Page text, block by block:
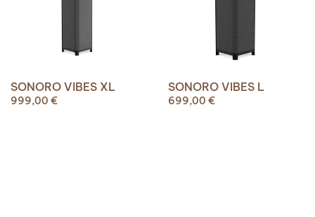
SONORO VIBES XL
999,00 €
SONORO VIBES L
699,00 €